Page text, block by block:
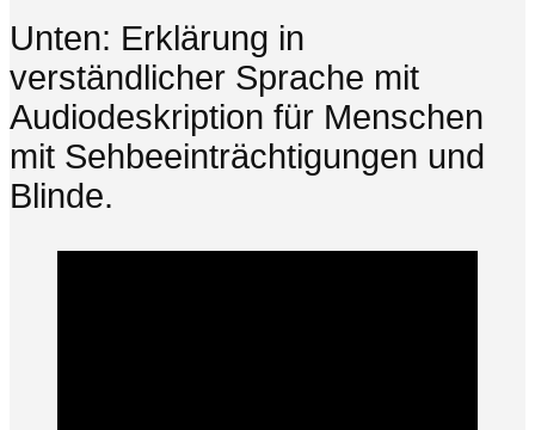
Unten: Erklärung in
verständlicher Sprache mit
Audiodeskription für Menschen
mit Sehbeeinträchtigungen und
Blinde.